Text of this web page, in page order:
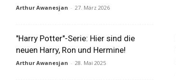
Arthur Awanesjan - 27. März 2026
"Harry Potter"-Serie: Hier sind die
neuen Harry, Ron und Hermine!
Arthur Awanesjan - 28. Mai 2025